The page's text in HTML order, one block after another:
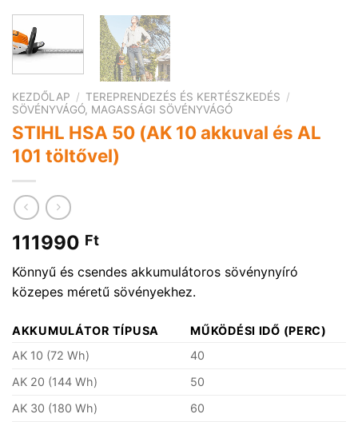
KEZDŐLAP / TEREPRENDEZÉS ÉS KERTÉSZKEDÉS /
SÖVÉNYVÁGÓ, MAGASSÁGI SÖVÉNYVÁGÓ
STIHL HSA 50 (AK 10 akkuval és AL
101 töltővel)
111990 Ft
Könnyű és csendes akkumulátoros sövénynyíró
közepes méretű sövényekhez.
AKKUMULÁTOR TÍPUSA
MŰKÖDÉSI IDŐ (PERC)
AK 10 (72 Wh)
40
AK 20 (144 Wh)
50
AK 30 (180 Wh)
60